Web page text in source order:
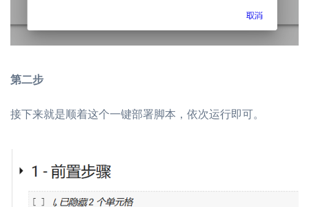
第二步
接下来就是顺着这个一键部署脚本，依次运行即可。